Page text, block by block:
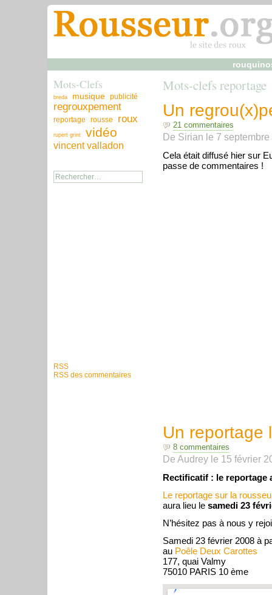
Mots-Clefs
breda musique publicité
regrouxpement
reportage rousse roux
rupert grint vidéo
vincent valladon
RSS
RSS des commentaires
Mots-clefs reportage
Un
21 commentaires
De Sirian le 7 septembre
Cela était diffusé hier sur
passe de commentaires !
Un reportage
8 commentaires
De Audreyle 15 février
Rectificatif : le reportage
Le reportage sur la
aura lieu le samedi 23
N’hésitez pas à nous y
Samedi 23 février 2008 à
au Poêle Deux Carottes
177, quai Valmy
75010 PARIS 10 ème